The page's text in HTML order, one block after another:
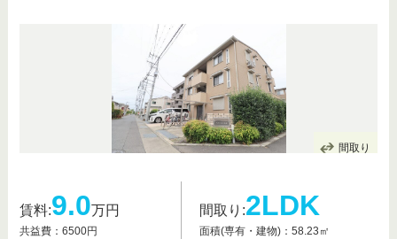
間取り
賃料:9.0万円
共益費：6500円
間取り:2LDK
面積(専有・建物)：58.23㎡